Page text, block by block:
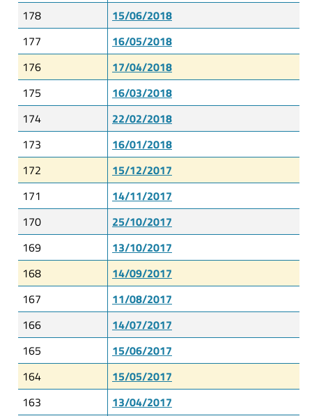
178
15/06/2018
177
16/05/2018
176
17/04/2018
175
16/03/2018
174
22/02/2018
173
16/01/2018
172
15/12/2017
171
14/11/2017
170
25/10/2017
169
13/10/2017
168
14/09/2017
167
11/08/2017
166
14/07/2017
165
15/06/2017
164
15/05/2017
163
13/04/2017